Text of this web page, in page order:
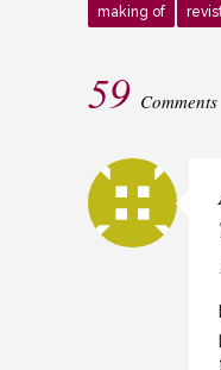
making of
59 Comments